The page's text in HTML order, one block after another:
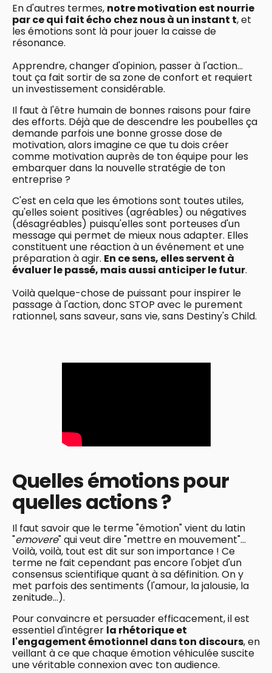
En d'autres termes, notre motivation est nourrie
par ce qui fait écho chez nous à un instant t, et
les émotions sont là pour jouer la caisse de
résonance.
Apprendre, changer d'opinion, passer à l'action...
tout ça fait sortir de sa zone de confort et requiert
un investissement considérable.
Il faut à l'être humain de bonnes raisons pour faire
des efforts. Déjà que de descendre les poubelles ça
demande parfois une bonne grosse dose de
motivation, alors imagine ce que tu dois créer
comme motivation auprès de ton équipe pour les
embarquer dans la nouvelle stratégie de ton
entreprise ?
C'est en cela que les émotions sont toutes utiles,
qu'elles soient positives (agréables) ou négatives
(désagréables) puisqu'elles sont porteuses d'un
message qui permet de mieux nous adapter. Elles
constituent une réaction à un événement et une
préparation à agir. En ce sens, elles servent à
évaluer le passé, mais aussi anticiper le futur.
Voilà quelque-chose de puissant pour inspirer le
passage à l'action, donc STOP avec le purement
rationnel, sans saveur, sans vie, sans Destiny's Child.
Quelles émotions pour
quelles actions ?
Il faut savoir que le terme "émotion" vient du latin
"emovere" qui veut dire "mettre en mouvement"...
Voilà, voilà, tout est dit sur son importance ! Ce
terme ne fait cependant pas encore l'objet d'un
consensus scientifique quant à sa définition. On y
met parfois des sentiments (l'amour, la jalousie, la
zenitude...).
Pour convaincre et persuader efficacement, il est
essentiel d'intégrer la rhétorique et
l'engagement émotionnel dans ton discours, en
veillant à ce que chaque émotion véhiculée suscite
une véritable connexion avec ton audience.